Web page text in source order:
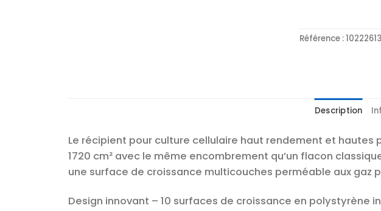
Référence :10222613
Description
Le récipient pour culture cellulaire haut rendement et hautes
1720 cm² avec le même encombrement qu’un flacon
une surface de croissance multicouches perméable aux gaz
Design innovant – 10 surfaces de croissance en polystyrène